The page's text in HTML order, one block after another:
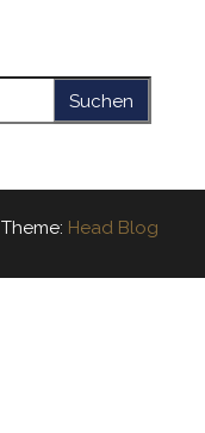
Theme: Head Blog